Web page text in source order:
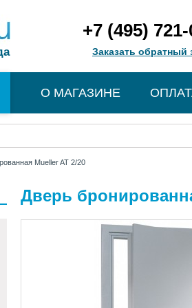
+7 (495)
Заказать обратный
О МАГАЗИНЕ
Mueller AT 2/20
Дверь